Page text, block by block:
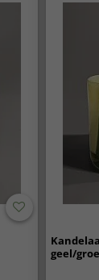
geel/